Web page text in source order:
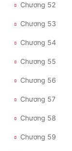
Chương 52
Chương 53
Chương 54
Chương 55
Chương 56
Chương 57
Chương 58
Chương 59